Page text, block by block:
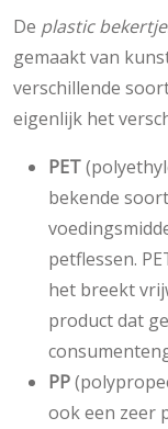
De plastic
gemaakt van
verschillende
eigenlijk het
PET
bekende
petflessen.
het breekt
product dat
PP
ook een zeer